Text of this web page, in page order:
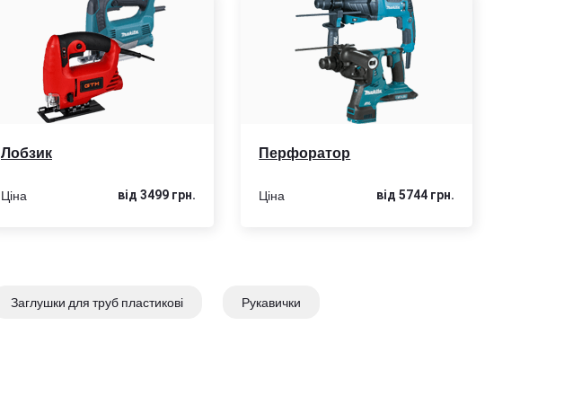
Лобзик
Ціна від 3499 грн.
Перфоратор
Ціна від 5744 грн.
Заглушки для труб пластикові Рукавички